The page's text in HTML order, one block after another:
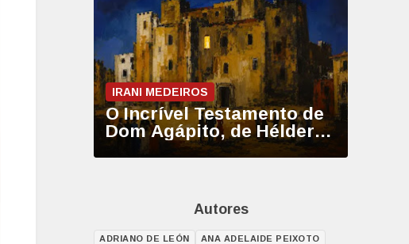
IRANI MEDEIROS
O Incrível Testamento de
Dom Agápito, de Hélder
Moura
Autores
ADRIANO DE LEÓN
ANA ADELAIDE PEIXOTO